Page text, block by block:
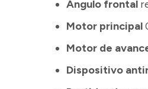
Ángulo frontal
Motor principal
Motor de
Dispositivo